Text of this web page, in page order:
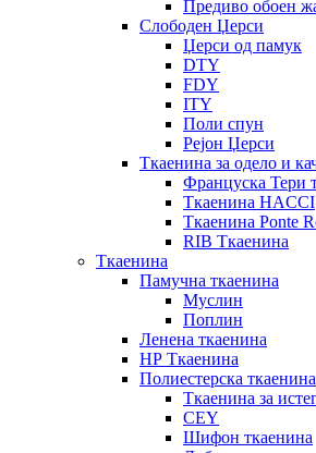
Предиво обоен
Слободен Џерси
Џерси од памук
DTY
FDY
ITY
Поли спун
Рејон Џерси
Ткаенина за одело и
Француска Тери
Ткаенина HACCI
Ткаенина Ponte
RIB Ткаенина
Ткаенина
Памучна ткаенина
Муслин
Поплин
Ленена ткаенина
НР Ткаенина
Полиестерска ткаенина
Ткаенина за
CEY
Шифон ткаенина